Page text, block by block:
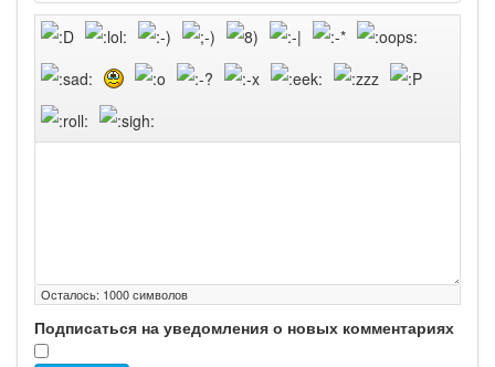
Осталось: 1000символов
Подписаться на уведомления о новых комментариях